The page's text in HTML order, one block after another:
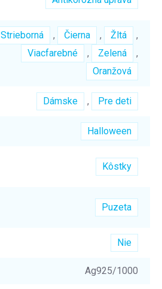
Strieborná , Čierna , Žltá
,
Viacfarebné
, Zelená
,
Oranžová
Dámske , Pre deti
Halloween
Kôstky
Puzeta
Nie
Ag925/1000